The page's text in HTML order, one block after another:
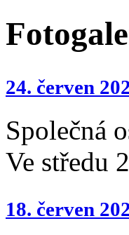
24. červen
Společná
Ve středu
18. červen